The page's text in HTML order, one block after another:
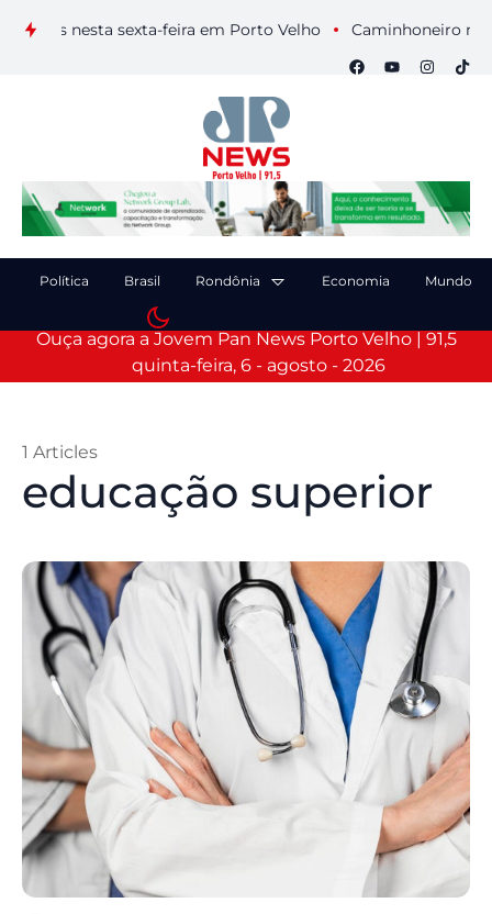
nesta sexta-feira em Porto Velho Caminhoneiro morre
Política Brasil Rondônia Economia Mundo
Ouça agora a Jovem Pan News Porto Velho | 91,5
quinta-feira, 6 - agosto - 2026
educação superior
1 Articles